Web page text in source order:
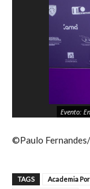
Evento:
©Paulo
TAGS Academia